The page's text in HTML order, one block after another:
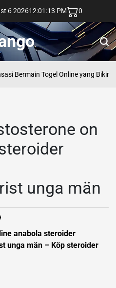
6 202612:01 :14 PM 0
Bermain Togel Online yang Bikin
on
unga män
anabola steroider
unga män – Köp steroider